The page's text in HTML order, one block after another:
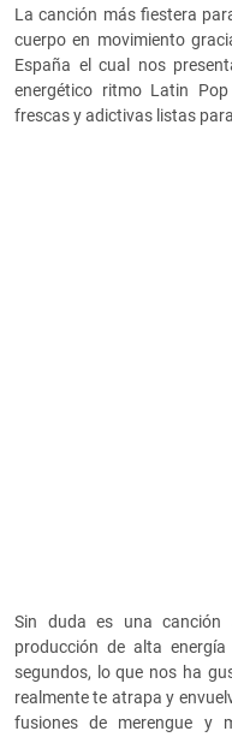
La canción más fiestera
cuerpo en movimiento
España el cual nos
energético ritmo Latin
frescas y adictivas listas
Sin duda es una canción
producción de alta
segundos, lo que nos ha
realmente te atrapa y
fusiones de merengue y